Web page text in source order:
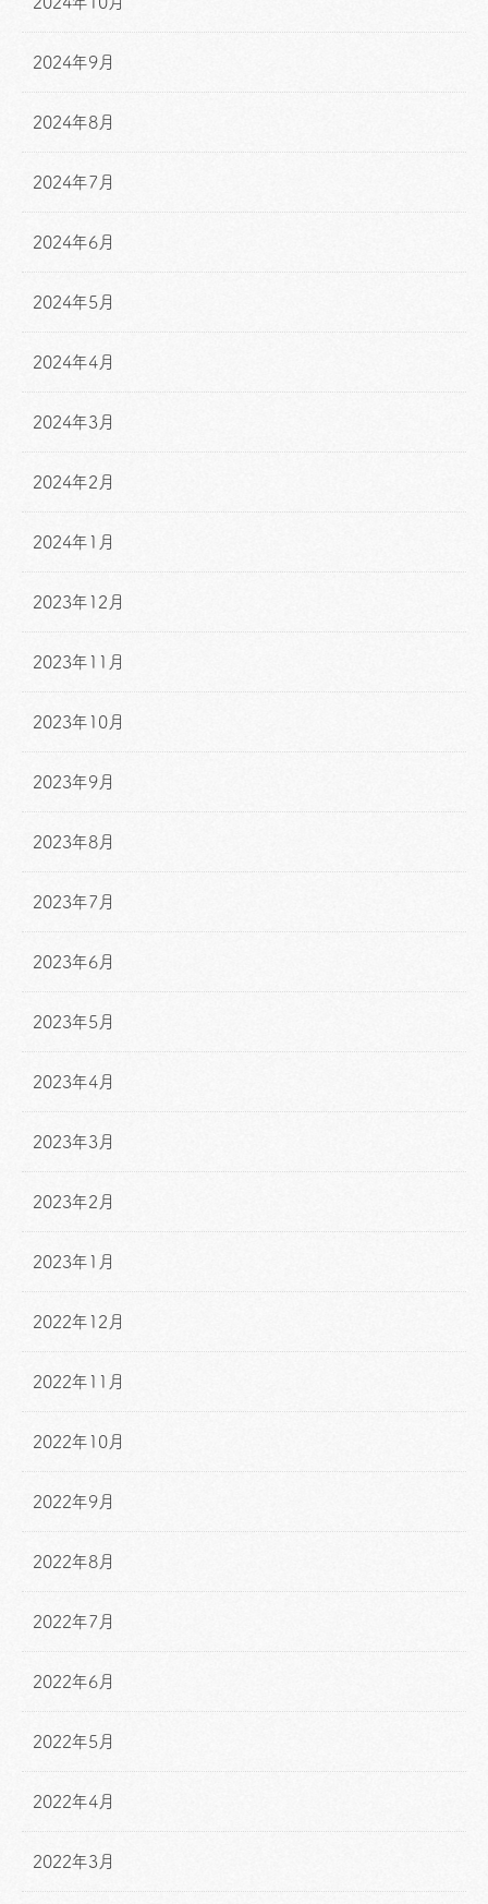
2024年9月
2024年8月
2024年7月
2024年6月
2024年5月
2024年4月
2024年3月
2024年2月
2024年1月
2023年12月
2023年11月
2023年10月
2023年9月
2023年8月
2023年7月
2023年6月
2023年5月
2023年4月
2023年3月
2023年2月
2023年1月
2022年12月
2022年11月
2022年10月
2022年9月
2022年8月
2022年7月
2022年6月
2022年5月
2022年4月
2022年3月